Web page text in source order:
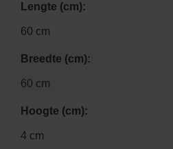
Lengte (cm):
60 cm
Breedte (cm):
60 cm
Hoogte (cm):
4 cm